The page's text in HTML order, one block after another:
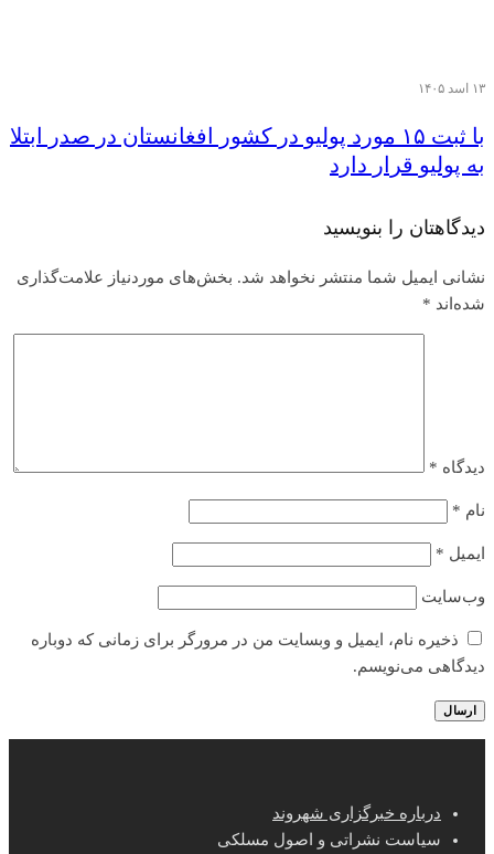
۱۳ اسد ۱۴۰۵
با ثبت ۱۵ مورد پولیو در کشور افغانستان در صدر ابتلا
به پولیو قرار دارد
دیدگاهتان را بنویسید
نشانی ایمیل شما منتشر نخواهد شد. بخش‌های موردنیاز علامت‌گذاری
شده‌اند *
دیدگاه *
نام *
ایمیل *
وب‌سایت
ذخیره نام، ایمیل و وبسایت من در مرورگر برای زمانی که دوباره
دیدگاهی می‌نویسم.
درباره خبرگزاری شهروند
سیاست نشراتی و اصول مسلکی